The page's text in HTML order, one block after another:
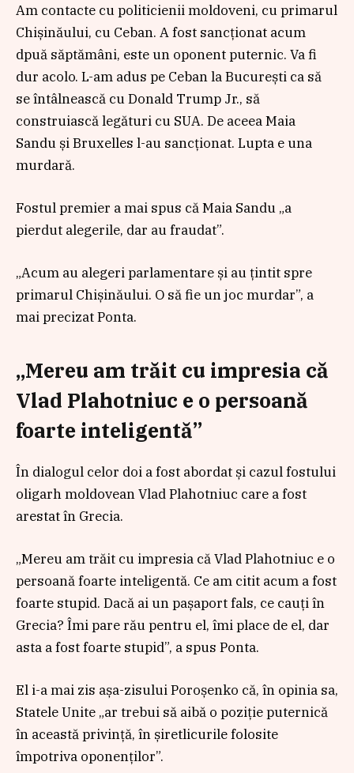
Am contacte cu politicienii moldoveni, cu primarul
Chișinăului, cu Ceban. A fost sancționat acum
dpuă săptămâni, este un oponent puternic. Va fi
dur acolo. L-am adus pe Ceban la București ca să
se întâlnească cu Donald Trump Jr., să
construiască legături cu SUA. De aceea Maia
Sandu și Bruxelles l-au sancționat. Lupta e una
murdară.
Fostul premier a mai spus că Maia Sandu „a
pierdut alegerile, dar au fraudat”.
„Acum au alegeri parlamentare și au țintit spre
primarul Chișinăului. O să fie un joc murdar”, a
mai precizat Ponta.
„Mereu am trăit cu impresia că
Vlad Plahotniuc e o persoană
foarte inteligentă”
În dialogul celor doi a fost abordat și cazul fostului
oligarh moldovean Vlad Plahotniuc care a fost
arestat în Grecia.
„Mereu am trăit cu impresia că Vlad Plahotniuc e o
persoană foarte inteligentă. Ce am citit acum a fost
foarte stupid. Dacă ai un pașaport fals, ce cauți în
Grecia? Îmi pare rău pentru el, îmi place de el, dar
asta a fost foarte stupid”, a spus Ponta.
El i-a mai zis așa-zisului Poroșenko că, în opinia sa,
Statele Unite „ar trebui să aibă o poziție puternică
în această privință, în șiretlicurile folosite
împotriva oponenților”.